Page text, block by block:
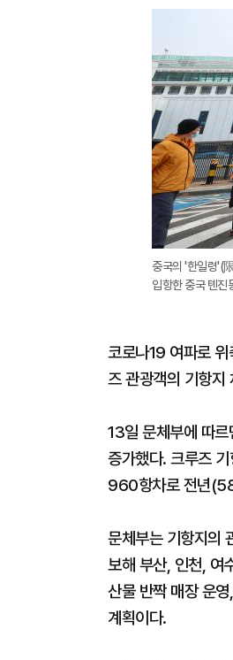
중국의 '한일령'(
입항한 중국 톈
코로나19 여파로
즈 관광객의 기항지
13일 문체부에 따
증가했다. 크루즈
960항차로 전년
문체부는 기항지의
보해 부산, 인천, 여
산물 반짝 매장 운
계획이다.